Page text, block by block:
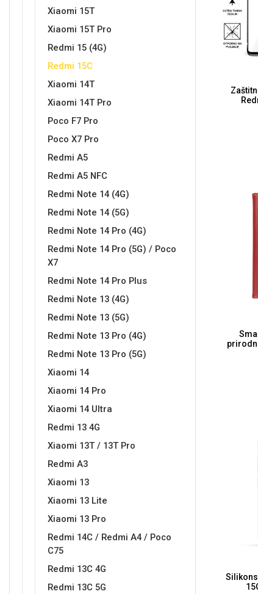
Xiaomi 15T
Xiaomi 15T Pro
Redmi 15 (4G)
Redmi 15C
Xiaomi 14T
Xiaomi 14T Pro
Poco F7 Pro
Poco X7 Pro
Redmi A5
Redmi A5 NFC
Redmi Note 14 (4G)
Redmi Note 14 (5G)
Redmi Note 14 Pro (4G)
Redmi Note 14 Pro (5G) / Poco
X7
Redmi Note 14 Pro Plus
Redmi Note 13 (4G)
Redmi Note 13 (5G)
Redmi Note 13 Pro (4G)
Redmi Note 13 Pro (5G)
Xiaomi 14
Xiaomi 14 Pro
Xiaomi 14 Ultra
Redmi 13 4G
Xiaomi 13T / 13T Pro
Redmi A3
Xiaomi 13
Xiaomi 13 Lite
Xiaomi 13 Pro
Redmi 14C / Redmi A4 / Poco
C75
Redmi 13C 4G
Redmi 13C 5G
Životinjsko carstvo
Svemirska kolekcija
Love motivi I Need Some Space
Quotes Collection
Zodiac
Preklopne maskice